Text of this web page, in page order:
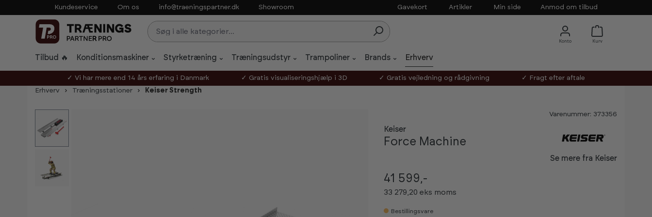
to main content
Skip to main navigation
Kundeservice Om os info@traeningspartner.dk Showroom Gavekort Artikler Min side Anmod om tilbud
Tilbud 🔥 Konditionsmaskiner Styrketræning Træningsudstyr Trampoliner Brands Erhverv
✓ Vi har mere end 14 års erfaring i Danmark ✓ Gratis visualiseringshjælp i 3D ✓ Gratis vejledning og rådgivning
✓ Fragt efter aftale
Erhverv
Træningsstationer Keiser Strength
Varenummer: 373356
Keiser
Force Machine
Se mere fra Keiser
41 599,-
33 279,20 eks moms
Bestillingsvare